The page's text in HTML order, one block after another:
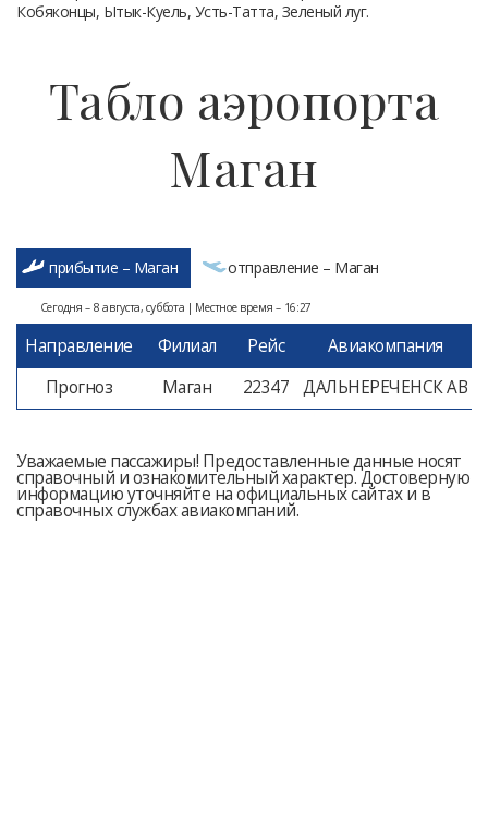
Кобяконцы, Ытык-Куель, Усть-Татта, Зеленый луг.
Табло аэропорта
Маган
прибытие – Маган отправление – Маган
Сегодня – 8 августа, суббота | Местное время – 16:27
Направление Филиал Рейс
Авиакомпания
Прогноз
Маган 22347 ДАЛЬНЕРЕЧЕНСК АВ
Уважаемые пассажиры! Предоставленные данные носят
справочный и ознакомительный характер. Достоверную
информацию уточняйте на официальных сайтах и в
справочных службах авиакомпаний.